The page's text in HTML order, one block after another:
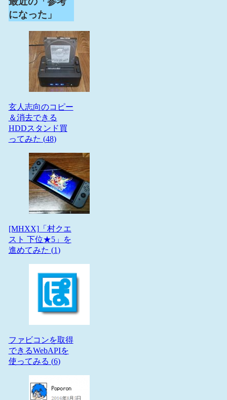
になった」
玄人志向のコピー
＆消去できる
HDDスタンド買
ってみた (48)
[MHXX]「村クエ
スト 下位★5」を
進めてみた (1)
ファビコンを取得
できるWebAPIを
使ってみる (6)